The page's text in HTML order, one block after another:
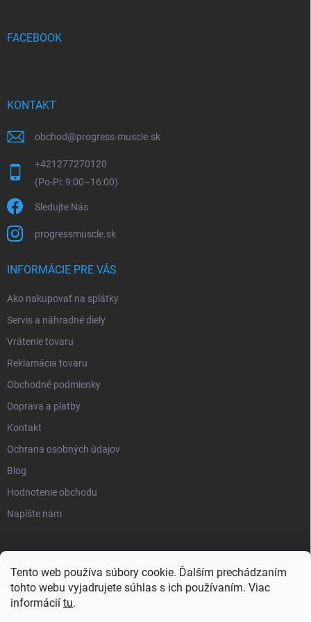
Tento web používa súbory cookie. Ďalším prechádzaním
tohto webu vyjadrujete súhlas s ich používaním. Viac
informácií tu.
FACEBOOK
KONTAKT
obchod@progress-muscle.sk
+421277270120
Sledujte Nás
progressmuscle.sk
INFORMÁCIE PRE VÁS
Ako nakupovať na splátky
Servis a náhradné diely
Vrátenie tovaru
Reklamácia tovaru
Obchodné podmienky
Doprava a platby
Kontakt
Ochrana osobných údajov
Blog
Hodnotenie obchodu
Napíšte nám